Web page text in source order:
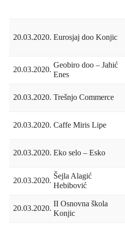
20.03.2020. Eurosjaj doo Konjic
20.03.2020. Geobiro doo – Jahić
Enes
20.03.2020. Trešnjo Commerce
20.03.2020. Caffe Miris Lipe
20.03.2020. Eko selo – Esko
20.03.2020. Šejla Alagić
Hebibović
20.03.2020. II Osnovna škola
Konjic